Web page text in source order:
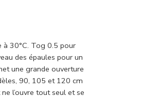
à 30°C. Tog 0.5 pour
des épaules pour un
une grande ouverture
90, 105 et 120 cm
l’ouvre tout seul et se